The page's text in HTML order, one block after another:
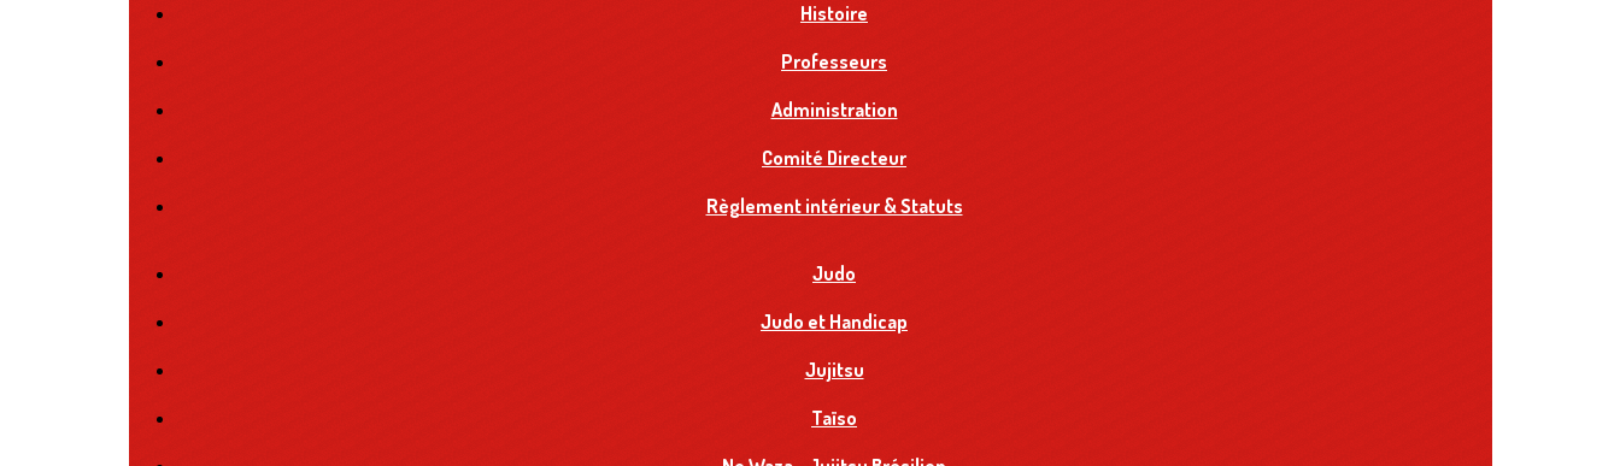
Histoire
Professeurs
Administration
Comité Directeur
Règlement intérieur & Statuts
Judo
Judo et Handicap
Jujitsu
Taïso